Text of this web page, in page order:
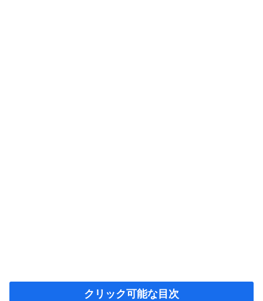
クリック可能な目次